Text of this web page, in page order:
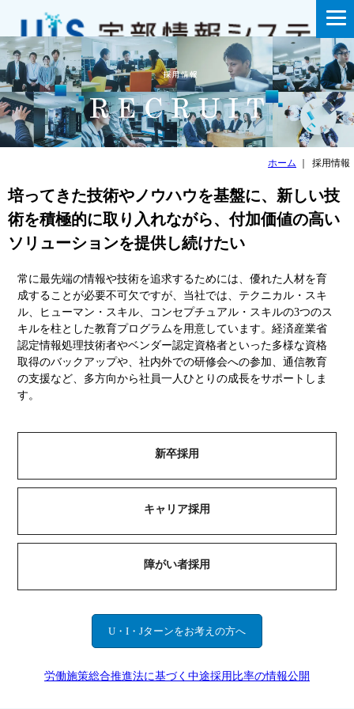
ホーム 採用情報
培ってきた技術やノウハウを基盤に、新しい技
術を積極的に取り入れながら、付加価値の高い
ソリューションを提供し続けたい
常に最先端の情報や技術を追求するためには、優れた人材を育
成することが必要不可欠ですが、当社では、テクニカル・スキ
ル、ヒューマン・スキル、コンセプチュアル・スキルの3つのス
キルを柱とした教育プログラムを用意しています。経済産業省
認定情報処理技術者やベンダー認定資格者といった多様な資格
取得のバックアップや、社内外での研修会への参加、通信教育
の支援など、多方向から社員一人ひとりの成長をサポートしま
す。
新卒採用
キャリア採用
障がい者採用
U・I・Jターンをお考えの方へ
労働施策総合推進法に基づく中途採用比率の情報公開